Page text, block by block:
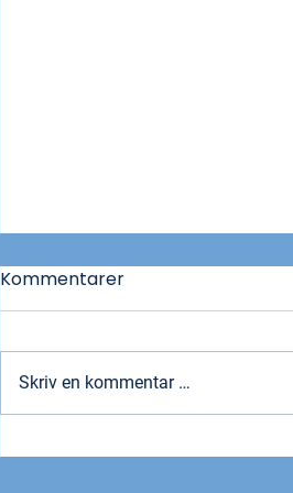
Lyst på Norges
Kommentarer
Skriv en kommentar …